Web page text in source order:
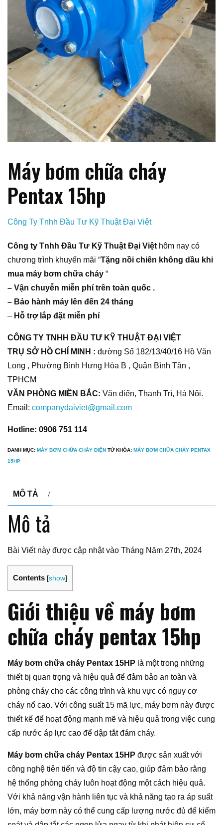
Máy bơm chữa cháy
Pentax 15hp
Công Ty Tnhh Đầu Tư Kỹ Thuật Đại Việt
Công ty Tnhh Đầu Tư Kỹ Thuật Đại Việt hôm nay có
chương trình khuyến mãi “Tặng nồi chiên không dầu khi
mua máy bơm chữa cháy “
– Vận chuyễn miễn phí trên toàn quốc .
– Bảo hành máy lên đến 24 tháng
– Hỗ trợ lắp đặt miễn phí
CÔNG TY TNHH ĐẦU TƯ KỸ THUẬT ĐẠI VIỆT
TRỤ SỞ HỒ CHÍ MINH : đường Số 182/13/40/16 Hồ Văn
Long , Phường Bình Hưng Hòa B , Quận Bình Tân ,
TPHCM
VĂN PHÒNG MIỀN BẮC: Văn điển, Thanh Trì, Hà Nội.
Email: companydaiviet@gmail.com
Hotline: 0906 751 114
DANH MỤC: MÁY BƠM CHỮA CHÁY ĐIỆN TỪ KHÓA: MÁY BƠM CHỮA CHÁY PENTAX
15HP
MÔ TẢ
Mô tả
Bài Viết này được cập nhật vào Tháng Năm 27th, 2024
Contents [show]
Giới thiệu về máy bơm
chữa cháy pentax 15hp
Máy bơm chữa cháy Pentax 15HP là một trong những
thiết bị quan trọng và hiệu quả để đảm bảo an toàn và
phòng cháy cho các công trình và khu vực có nguy cơ
cháy nổ cao. Với công suất 15 mã lực, máy bơm này được
thiết kế để hoạt động mạnh mẽ và hiệu quả trong việc cung
cấp nước áp lực cao để dập tắt đám cháy.
Máy bơm chữa cháy Pentax 15HP được sản xuất với
công nghệ tiên tiến và độ tin cậy cao, giúp đảm bảo rằng
hệ thống phòng cháy luôn hoạt động một cách hiệu quả.
Với khả năng vận hành liên tục và khả năng tạo ra áp suất
lớn, máy bơm này có thể cung cấp lượng nước đủ để kiểm